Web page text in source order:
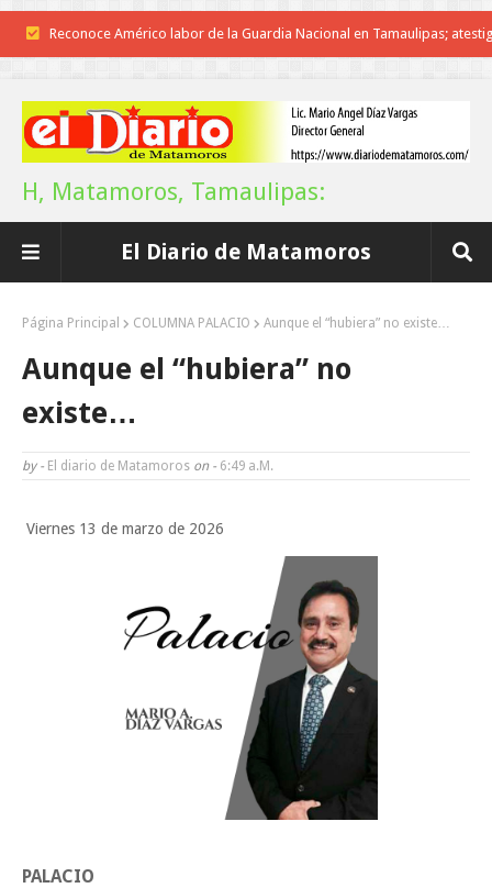
Reconoce Américo labor de la Guardia Nacional en Tamaulipas;
Brindará Familia UAT un moderno espacio con sentido humano en
A Tamaulipas…le llueve sobre mojado
Instala Sector Salud Comité Estatal de Calidad en Salud para
Inicia el ayuntamiento pavimentación de la calle Miguel Alemán en
La UAT, Gobierno del Estado y ganaderos consolidan proyecto
familias de Matamoros
La ONU publica Segundo Informe Subnacional de Tamaulipas
Disney reconoce a nivel mundial talento de estudiante de la UAT
Ayuntamiento entrega apoyos del programa "Ruta Segura,
la Educación"
H, Matamoros, Tamaulipas:
El Diario de Matamoros
Página Principal COLUMNA PALACIO Aunque el “hubiera” no existe…
Aunque el “hubiera” no
existe…
by - El diario de Matamoros on - 6:49 A.m.
Viernes 13 de marzo de 2026
PALACIO